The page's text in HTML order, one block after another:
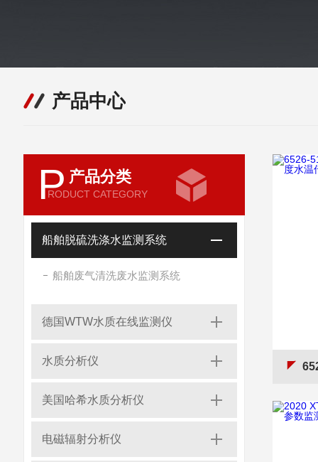
产品中心
P 产品分类
RODUCT CATEGORY
船舶脱硫洗涤水监测系统
船舶废气清洗废水监测系统
德国WTW水质在线监测仪
水质分析仪
美国哈希水质分析仪
电磁辐射分析仪